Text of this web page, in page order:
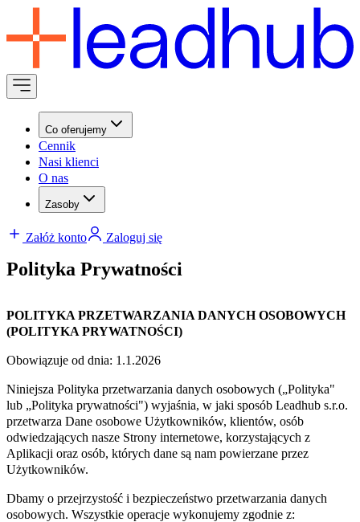
Co oferujemy
Cennik
Nasi klienci
O nas
Zasoby
Załóż konto Zaloguj się
Polityka Prywatności
POLITYKA PRZETWARZANIA DANYCH OSOBOWYCH
(POLITYKA PRYWATNOŚCI)
Obowiązuje od dnia: 1.1.2026
Niniejsza Polityka przetwarzania danych osobowych („Polityka"
lub „Polityka prywatności") wyjaśnia, w jaki sposób Leadhub s.r.o.
przetwarza Dane osobowe Użytkowników, klientów, osób
odwiedzających nasze Strony internetowe, korzystających z
Aplikacji oraz osób, których dane są nam powierzane przez
Użytkowników.
Dbamy o przejrzystość i bezpieczeństwo przetwarzania danych
osobowych. Wszystkie operacje wykonujemy zgodnie z: